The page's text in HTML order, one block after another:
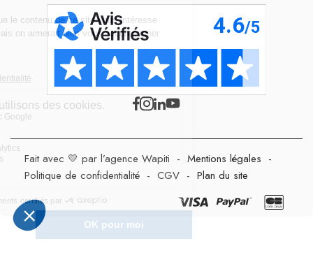
Fait avec 💛 par l’agence Wapiti - Mentions légales -
Politique de confidentialité - CGV - Plan du site